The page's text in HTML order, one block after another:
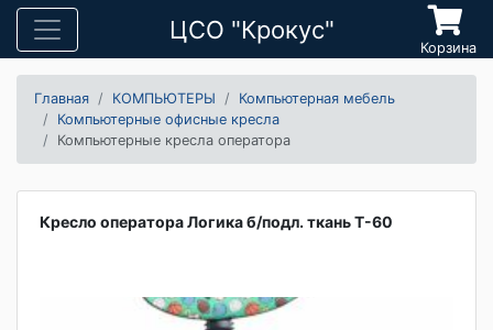
ЦСО "Крокус"
Корзина
Главная КОМПЬЮТЕРЫ
Компьютерная мебель
Компьютерные офисные кресла
Компьютерные кресла оператора
Кресло оператора Логика б/подл. ткань Т-60